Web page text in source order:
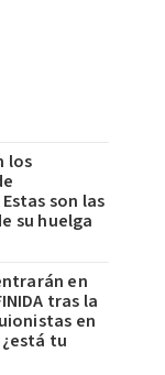
los
son las
su huelga
en
tras la
en
tu